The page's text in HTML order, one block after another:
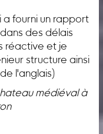
a fourni un rapport
des délais
réactive et je
structure ainsi
l'anglais)
médiéval à